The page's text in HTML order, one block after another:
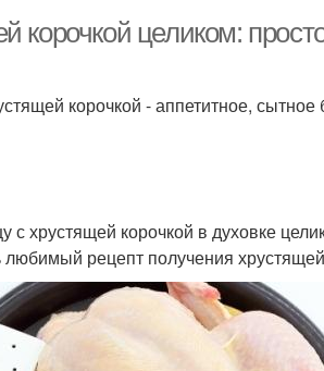
корочкой целиком:
корочкой - аппетитное, сытное
хрустящей корочкой в духовке
рецепт получения